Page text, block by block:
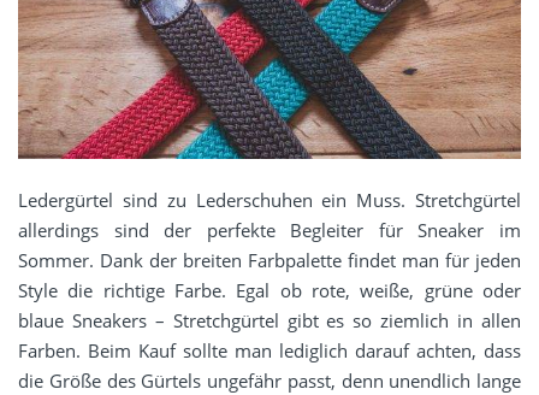
Ledergürtel sind zu Lederschuhen ein Muss. Stretchgürtel
allerdings sind der perfekte Begleiter für Sneaker im
Sommer. Dank der breiten Farbpalette findet man für jeden
Style die richtige Farbe. Egal ob rote, weiße, grüne oder
blaue Sneakers – Stretchgürtel gibt es so ziemlich in allen
Farben. Beim Kauf sollte man lediglich darauf achten, dass
die Größe des Gürtels ungefähr passt, denn unendlich lange